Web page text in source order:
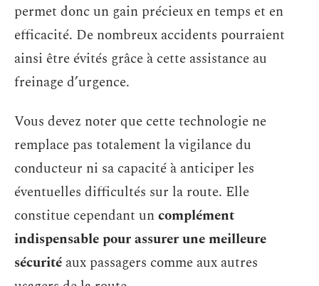
permet donc un gain précieux en temps et en
efficacité. De nombreux accidents pourraient
ainsi être évités grâce à cette assistance au
freinage d’urgence.
Vous devez noter que cette technologie ne
remplace pas totalement la vigilance du
conducteur ni sa capacité à anticiper les
éventuelles difficultés sur la route. Elle
constitue cependant uncomplément
indispensable pour assurer une meilleure
sécurité aux passagers comme aux autres